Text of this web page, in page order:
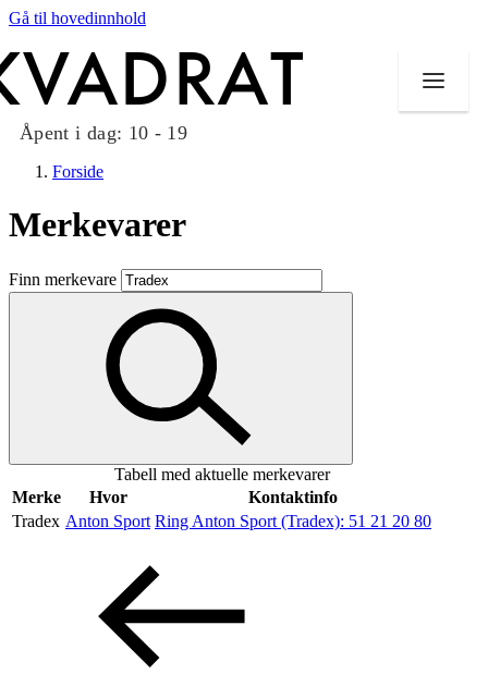
Gå til hovedinnhold
Åpent i dag: 10 - 19
Butikker
Mat og drikke
Taket på Kvadrat
Aktiviteter
Inspirasjon
Forside
Merkevarer
Finn merkevare
Tabell med aktuelle merkevarer
Merke
Hvor
Kontaktinfo
Tradex Anton Sport Ring Anton Sport (Tradex): 51 21 20 80